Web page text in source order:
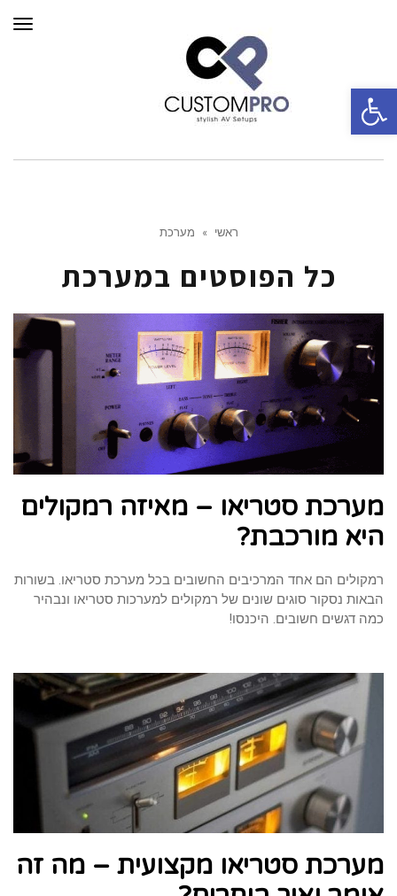
ראשי » מערכת
כל הפוסטים במערכת
מערכת סטריאו – מאיזה רמקולים
היא מורכבת?
רמקולים הם אחד המרכיבים החשובים בכל מערכת סטריאו. בשורות
הבאות נסקור סוגים שונים של רמקולים למערכות סטריאו ונבהיר
כמה דגשים חשובים. היכנסו!
מערכת סטריאו מקצועית – מה זה
פתח סרגל נגישות